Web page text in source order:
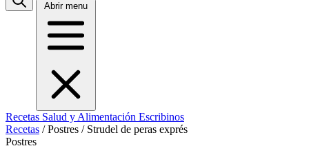
Abrir menu
Recetas Salud y Alimentación Escribinos
Recetas / Postres / Strudel de peras exprés
Postres